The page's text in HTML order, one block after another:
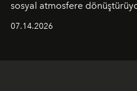
sosyal atmosfere
07.14.2026